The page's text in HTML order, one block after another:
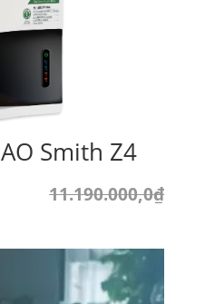
Smith Z4
11.190.000,0₫